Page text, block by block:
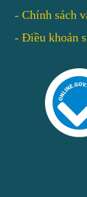
- Chính sách
- Điều khoản